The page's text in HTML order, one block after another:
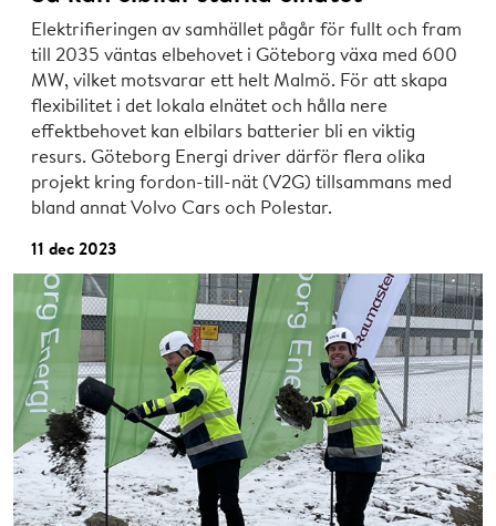
Elektrifieringen av samhället pågår för fullt och fram
till 2035 väntas elbehovet i Göteborg växa med 600
MW, vilket motsvarar ett helt Malmö. För att skapa
flexibilitet i det lokala elnätet och hålla nere
effektbehovet kan elbilars batterier bli en viktig
resurs. Göteborg Energi driver därför flera olika
projekt kring fordon-till-nät (V2G) tillsammans med
bland annat Volvo Cars och Polestar.
11 dec 2023